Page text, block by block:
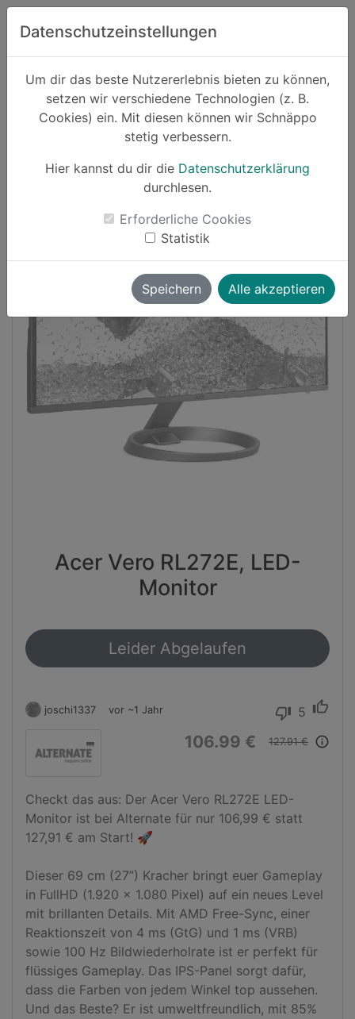
Zum Hauptinhalt springen
Datenschutzeinstellungen
Um dir das beste Nutzererlebnis bieten zu können,
setzen wir verschiedene Technologien (z. B.
Cookies) ein. Mit diesen können wir Schnäppo
stetig verbessern.
Hier kannst du dir die Datenschutzerklärung
durchlesen.
Erforderliche Cookies
Statistik
Speichern Alle akzeptieren
Suchen
Schnäppchen Elektronik und Computer
-16%
Acer Vero RL272E, LED-
Monitor
Leider Abgelaufen
joschi1337 vor ~1 Jahr thumb_down 5 thumb_up
106.99 € 127.91 € info_outline
Checkt das aus: Der Acer Vero RL272E LED-
Monitor ist bei Alternate für nur 106,99 € statt
127,91 € am Start! 🚀
Dieser 69 cm (27”) Kracher bringt euer Gameplay
in FullHD (1.920 x 1.080 Pixel) auf ein neues Level
mit brillanten Details. Mit AMD Free-Sync, einer
Reaktionszeit von 4 ms (GtG) und 1 ms (VRB)
sowie 100 Hz Bildwiederholrate ist er perfekt für
flüssiges Gameplay. Das IPS-Panel sorgt dafür,
dass die Farben von jedem Winkel top aussehen.
Und das Beste? Er ist umweltfreundlich, mit 85%